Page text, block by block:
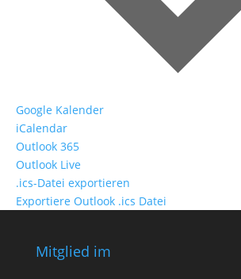
Google Kalender
iCalendar
Outlook 365
Outlook Live
.ics-Datei exportieren
Exportiere Outlook .ics Datei
Mitglied im